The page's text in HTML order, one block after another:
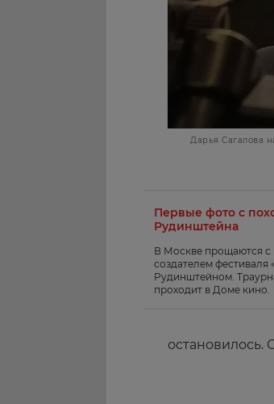
Дарья Сагалова
Первые фото с
Рудинштейна
В Москве прощаются с
создателем
Рудинштейном.
проходит в Доме кино.
остановилось.